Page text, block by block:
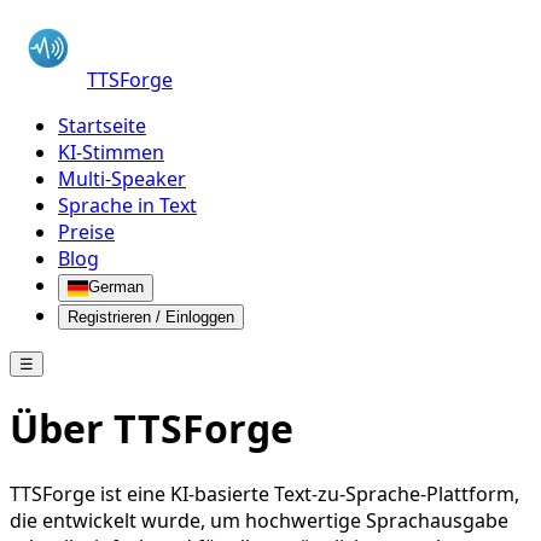
TTSForge
Startseite
KI-Stimmen
Multi-Speaker
Sprache in Text
Preise
Blog
German
Registrieren / Einloggen
☰
Über TTSForge
TTSForge ist eine KI-basierte Text-zu-Sprache-Plattform,
die entwickelt wurde, um hochwertige Sprachausgabe